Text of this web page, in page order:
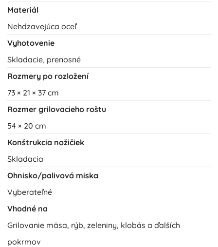
Materiál
Nehdzavejúca oceľ
Vyhotovenie
Skladacie, prenosné
Rozmery po rozložení
73 × 21 × 37 cm
Rozmer grilovacieho roštu
54 × 20 cm
Konštrukcia nožičiek
Skladacia
Ohnisko/palivová miska
Vyberateľné
Vhodné na
Grilovanie mäsa, rýb, zeleniny, klobás a ďalších
pokrmov